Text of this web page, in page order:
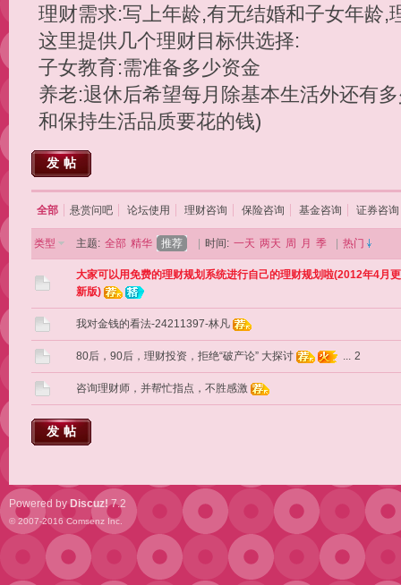
理财需求:写上年龄,有无结婚和子女年龄,
这里提供几个理财目标供选择:
子女教育:需准备多少资金
养老:退休后希望每月除基本生活外还有
和保持生活品质要花的钱)
发帖
全部 悬赏问吧 论坛使用 理财咨询 保险咨询 基金咨询 证券咨询
类型 主题: 全部 精华 推荐 时间: 一天 两天 周 月 季 热门
大家可以用免费的理财规划系统进行自己的理财规划啦(2012年4月更
新版)
我对金钱的看法-24211397-林凡
80后，90后，理财投资，拒绝“破产论” 大探讨 ... 2
咨询理财师，并帮忙指点，不胜感激
发帖
Powered by Discuz! 7.2
© 2007-2016 Comsenz Inc.